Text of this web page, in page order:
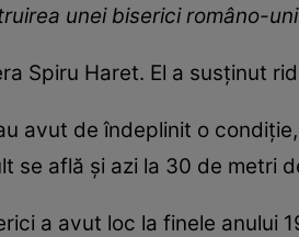
unei biserici româno-
Spiru Haret. El a susținut
avut de îndeplinit o
se află și azi la 30 de metri
a avut loc la finele anului